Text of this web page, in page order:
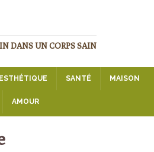
DANS UN CORPS SAIN
ESTHÉTIQUE SANTÉ MAISON
AMOUR